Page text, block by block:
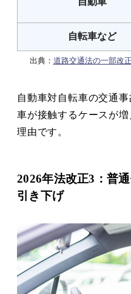
自転車など
出典： 道路交通法の一部改
自動車対自転車の交通
車が接触するケースが
理由です。
2026年法改正3：普
引き下げ